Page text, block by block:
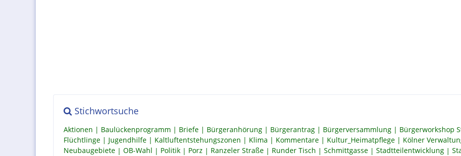
Stichwortsuche
Aktionen Baulückenprogramm Briefe Bürgeranhörung Bürgerantrag Bürgerversammlung Bürgerworkshop
Flüchtlinge
Jugendhilfe Kaltluftentstehungszonen Klima Kommentare Kultur_Heimatpflege Kölner
Neubaugebiete
OB-Wahl Politik Porz Ranzeler Straße Runder Tisch Schmittgasse Stadtteilentwicklung